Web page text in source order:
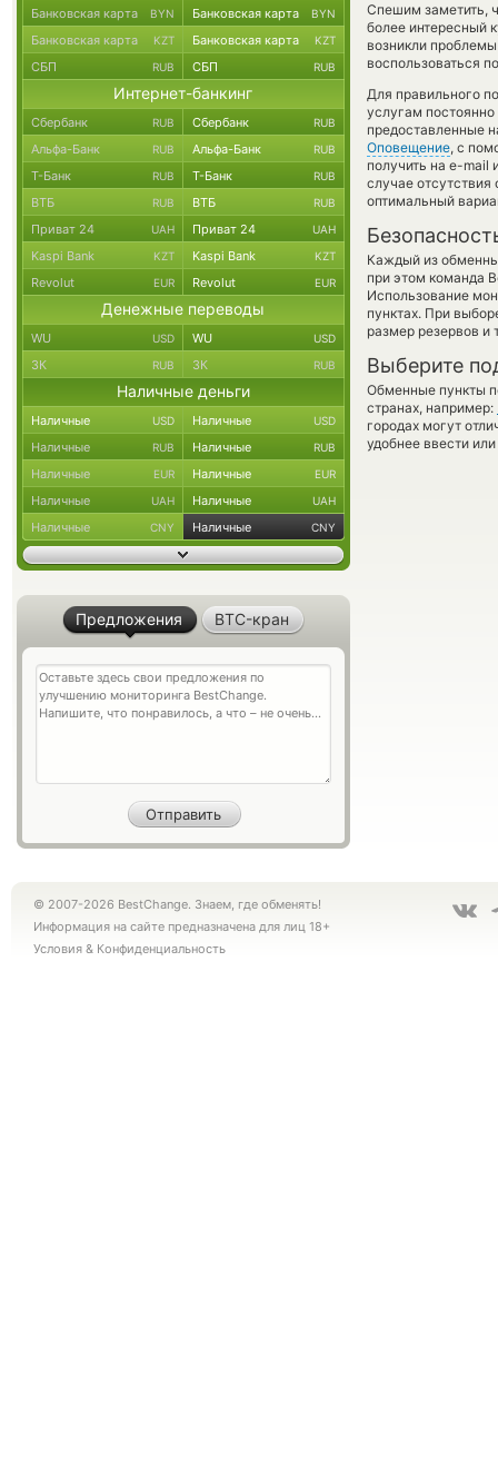
Спешим заметить,
более интересный
возникли
воспользоваться
Для правильного
услугам
предоставленные
Оповещение, с
получить на e-mail
случае
оптимальный
Каждый из
при этом команда
Использование
пунктах. При
размер резервов и
Выберите
Обменные пункты
странах, например:
городах могут
удобнее ввести
Банковская карта BYN Банковская карта BYN
Банковская карта KZT Банковская карта KZT
СБП RUB СБП RUB
Интернет-банкинг
Сбербанк RUB Сбербанк RUB
Альфа-Банк RUB Альфа-Банк RUB
Т-Банк RUB Т-Банк RUB
ВТБ RUB ВТБ RUB
Приват 24 UAH Приват 24 UAH
Kaspi Bank KZT Kaspi Bank KZT
Revolut EUR Revolut EUR
Денежные переводы
WU USD WU USD
ЗК RUB ЗК RUB
Наличные деньги
Наличные USD Наличные USD
Наличные RUB Наличные RUB
Наличные EUR Наличные EUR
Наличные UAH Наличные UAH
Наличные CNY Наличные CNY
Предложения BTC-кран
© 2007-2026 BestChange. Знаем, где обменять!
Информация на сайте предназначена для лиц 18+
Условия & Конфиденциальность